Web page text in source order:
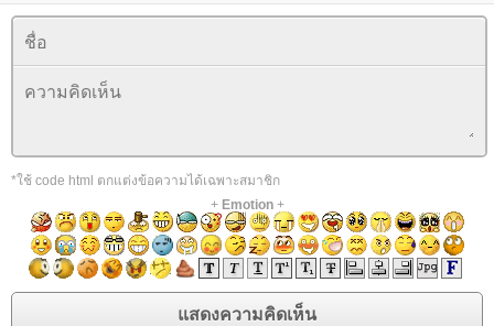
*ใช้ code html ตกแต่งข้อความได้เฉพาะสมาชิก
+ Emotion+